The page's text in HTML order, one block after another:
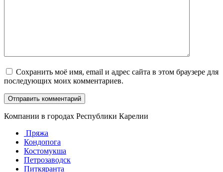
Сохранить моё имя, email и адрес сайта в этом браузере для
последующих моих комментариев.
Компании в городах Республики Карелии
Пряжа
Кондопога
Костомукша
Петрозаводск
Питкяранта